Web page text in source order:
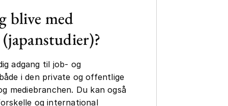
blive med
adgang til job- og
i den private og offentlige
mediebranchen. Du kan også
og international